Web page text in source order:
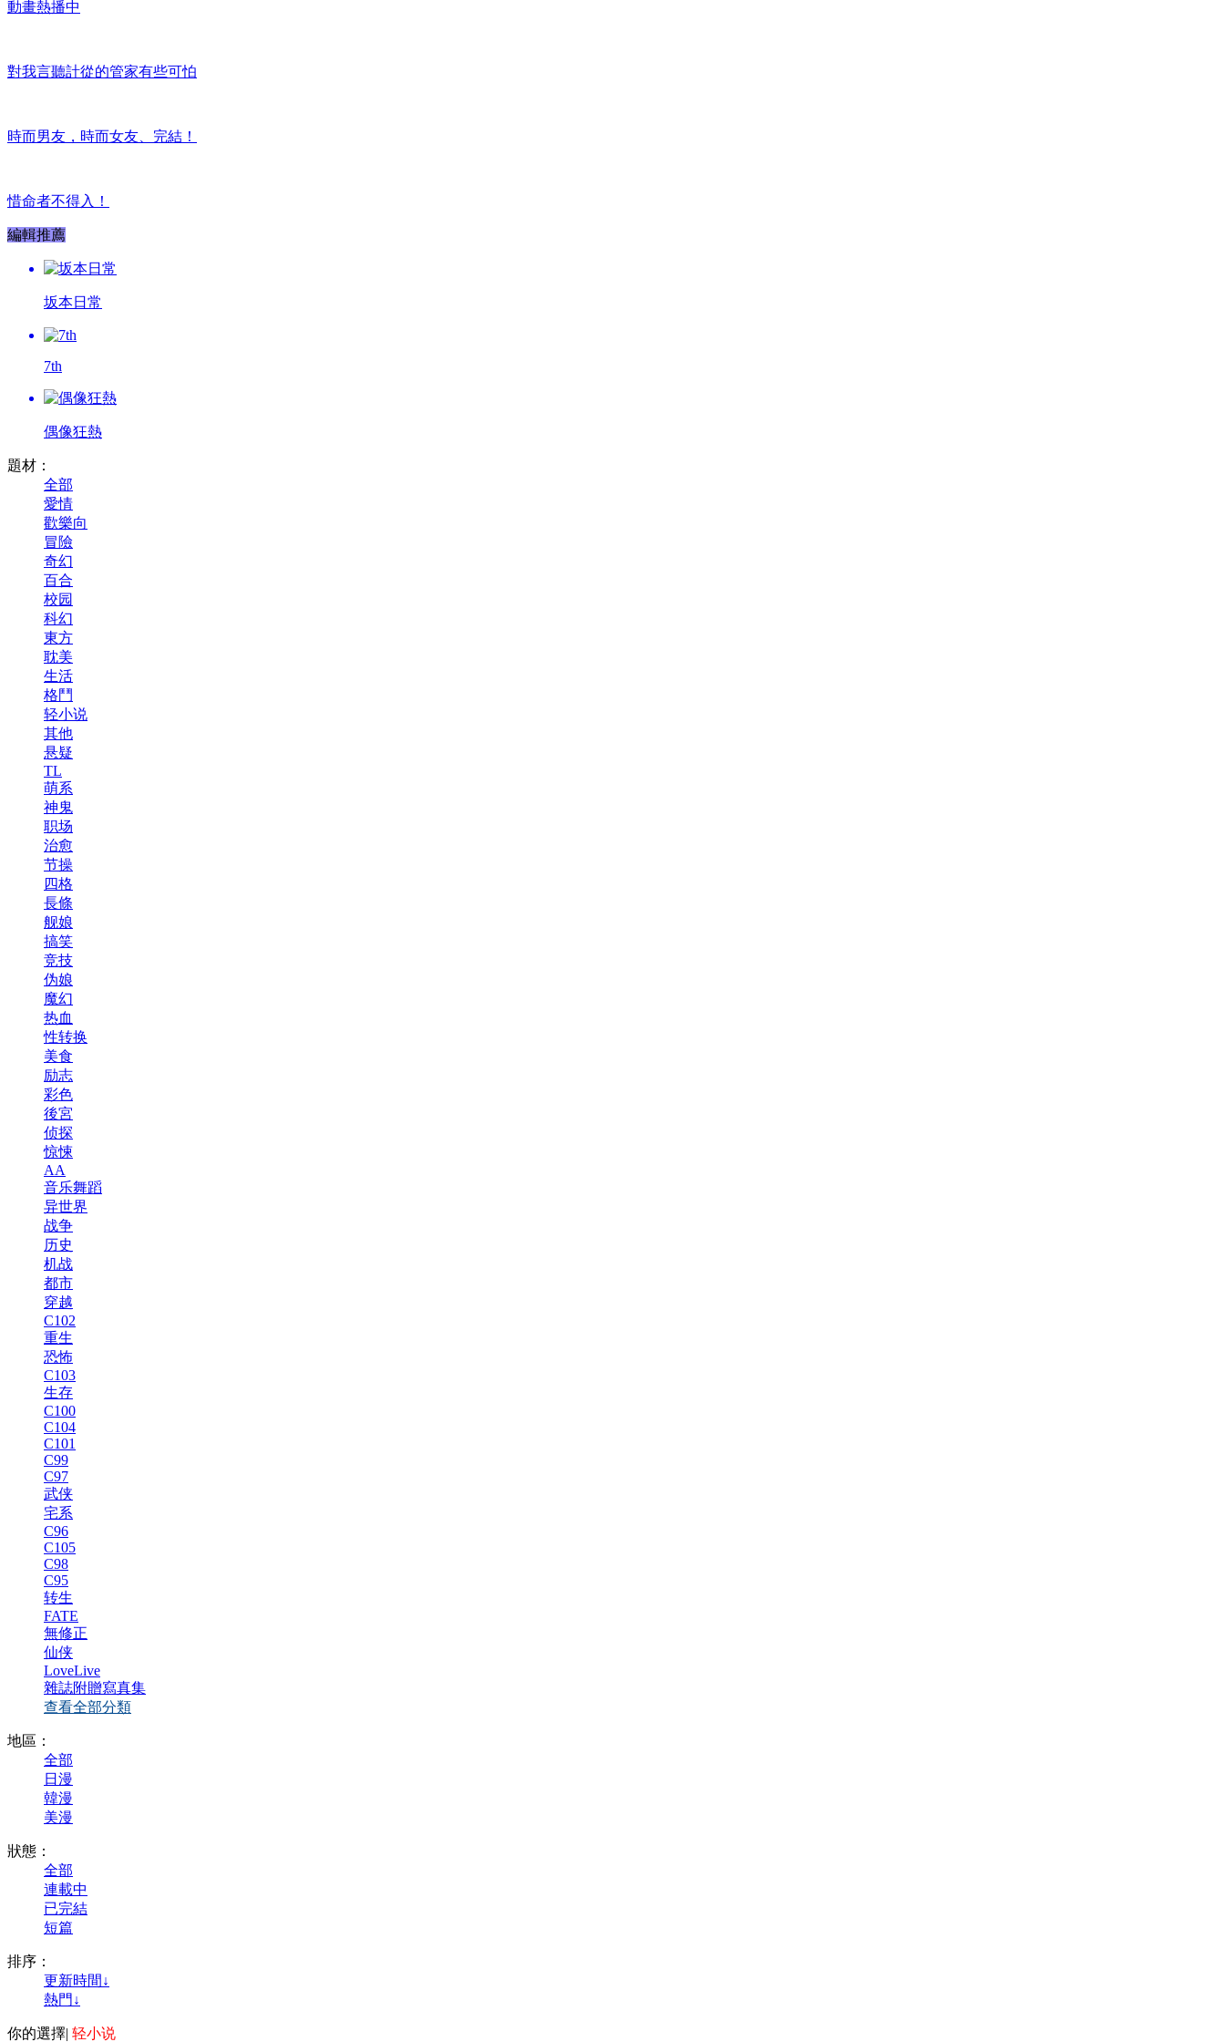
動畫熱播中
對我言聽計從的管家有些可怕
時而男友，時而女友、完結！
惜命者不得入！
編輯推薦
坂本日常
7th
偶像狂熱
題材：
全部
愛情
歡樂向
冒險
奇幻
百合
校园
科幻
東方
耽美
生活
格鬥
轻小说
其他
悬疑
TL
萌系
神鬼
职场
治愈
节操
四格
長條
舰娘
搞笑
竞技
伪娘
魔幻
热血
性转换
美食
励志
彩色
後宮
侦探
惊悚
AA
音乐舞蹈
异世界
战争
历史
机战
都市
穿越
C102
重生
恐怖
C103
生存
C100
C104
C101
C99
C97
武侠
宅系
C96
C105
C98
C95
转生
FATE
無修正
仙侠
LoveLive
雜誌附贈寫真集
查看全部分類
地區：
全部
日漫
韓漫
美漫
狀態：
全部
連載中
已完結
短篇
排序：
更新時間↓
熱門↓
你的選擇| 轻小说